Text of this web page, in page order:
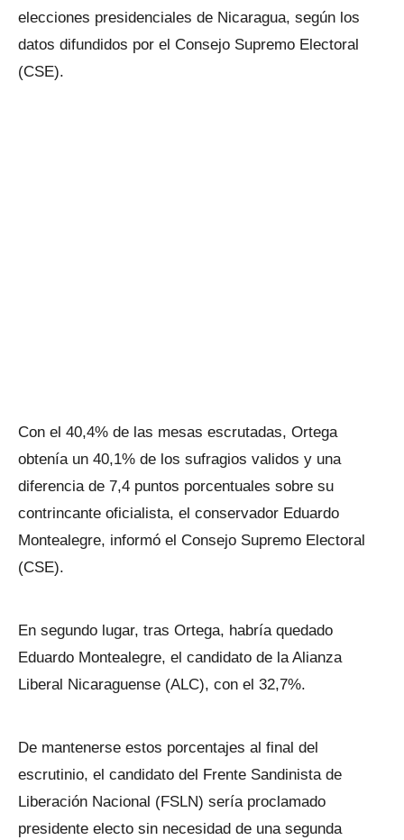
elecciones presidenciales de Nicaragua, según los
datos difundidos por el Consejo Supremo Electoral
(CSE).
Con el 40,4% de las mesas escrutadas, Ortega
obtenía un 40,1% de los sufragios validos y una
diferencia de 7,4 puntos porcentuales sobre su
contrincante oficialista, el conservador Eduardo
Montealegre, informó el Consejo Supremo Electoral
(CSE).
En segundo lugar, tras Ortega, habría quedado
Eduardo Montealegre, el candidato de la Alianza
Liberal Nicaraguense (ALC), con el 32,7%.
De mantenerse estos porcentajes al final del
escrutinio, el candidato del Frente Sandinista de
Liberación Nacional (FSLN) sería proclamado
presidente electo sin necesidad de una segunda